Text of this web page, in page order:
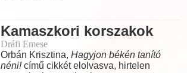
Kamaszkori korszakok
Dráfi Emese
Orbán Krisztina, Hagyjon békén tanító
néni!című cikkét elolvasva, hirtelen